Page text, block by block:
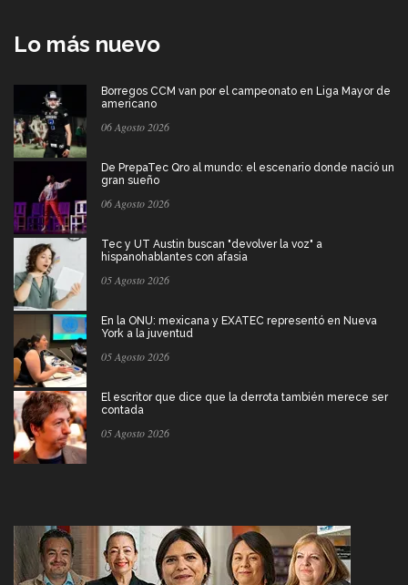
Lo más nuevo
Borregos CCM van por el campeonato en Liga Mayor de
americano
06 Agosto 2026
De PrepaTec Qro al mundo: el escenario donde nació un
gran sueño
06 Agosto 2026
Tec y UT Austin buscan "devolver la voz" a
hispanohablantes con afasia
05 Agosto 2026
En la ONU: mexicana y EXATEC representó en Nueva
York a la juventud
05 Agosto 2026
El escritor que dice que la derrota también merece ser
contada
05 Agosto 2026